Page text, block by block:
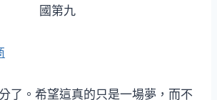
國第九
了。希望這真的只是一場夢，而不